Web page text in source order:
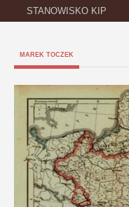
STANOWISKO KIP
MAREK TOCZEK